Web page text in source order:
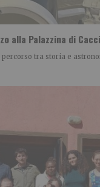
alla Palazzina di
tra storia e